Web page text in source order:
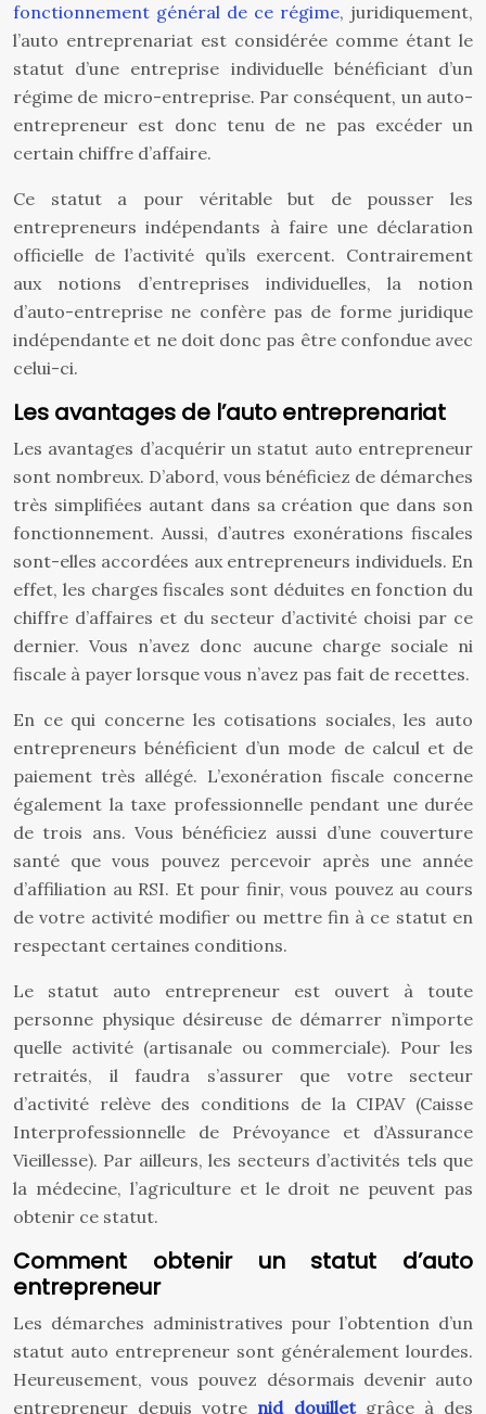
fonctionnement général de ce régime, juridiquement,
l’auto entreprenariat est considérée comme étant le
statut d’une entreprise individuelle bénéficiant d’un
régime de micro-entreprise. Par conséquent, un auto-
entrepreneur est donc tenu de ne pas excéder un
certain chiffre d’affaire.
Ce statut a pour véritable but de pousser les
entrepreneurs indépendants à faire une déclaration
officielle de l’activité qu’ils exercent. Contrairement
aux notions d’entreprises individuelles, la notion
d’auto-entreprise ne confère pas de forme juridique
indépendante et ne doit donc pas être confondue avec
celui-ci.
Les avantages de l’auto entreprenariat
Les avantages d’acquérir un statut auto entrepreneur
sont nombreux. D’abord, vous bénéficiez de démarches
très simplifiées autant dans sa création que dans son
fonctionnement. Aussi, d’autres exonérations fiscales
sont-elles accordées aux entrepreneurs individuels. En
effet, les charges fiscales sont déduites en fonction du
chiffre d’affaires et du secteur d’activité choisi par ce
dernier. Vous n’avez donc aucune charge sociale ni
fiscale à payer lorsque vous n’avez pas fait de recettes.
En ce qui concerne les cotisations sociales, les auto
entrepreneurs bénéficient d’un mode de calcul et de
paiement très allégé. L’exonération fiscale concerne
également la taxe professionnelle pendant une durée
de trois ans. Vous bénéficiez aussi d’une couverture
santé que vous pouvez percevoir après une année
d’affiliation au RSI. Et pour finir, vous pouvez au cours
de votre activité modifier ou mettre fin à ce statut en
respectant certaines conditions.
Le statut auto entrepreneur est ouvert à toute
personne physique désireuse de démarrer n’importe
quelle activité (artisanale ou commerciale). Pour les
retraités, il faudra s’assurer que votre secteur
d’activité relève des conditions de la CIPAV (Caisse
Interprofessionnelle de Prévoyance et d’Assurance
Vieillesse). Par ailleurs, les secteurs d’activités tels que
la médecine, l’agriculture et le droit ne peuvent pas
obtenir ce statut.
Comment obtenir un statut d’auto
entrepreneur
Les démarches administratives pour l’obtention d’un
statut auto entrepreneur sont généralement lourdes.
Heureusement, vous pouvez désormais devenir auto
entrepreneur depuis votre nid douilletgrâce à des